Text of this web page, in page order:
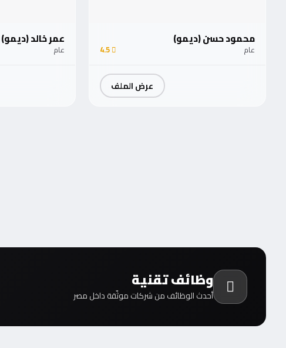
محمود حسن (ديمو)
عام 4.5
عرض الملف
عمر خالد (ديمو)
عام
وظائف تقنية
أحدث الوظائف من شركات موثّقة داخل مصر